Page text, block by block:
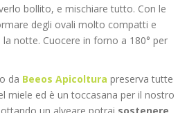
bollito, e mischiare tutto. Con le
degli ovali molto compatti e
notte. Cuocere in forno a 180° per
da Beeos Apicoltura preserva tutte
miele ed è un toccasana per il nostro